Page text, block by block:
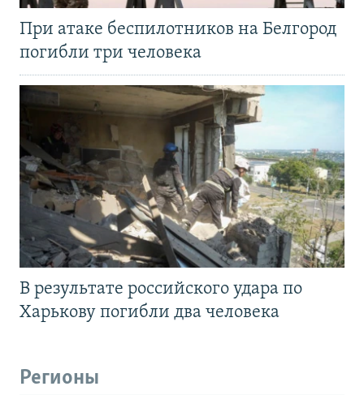
При атаке беспилотников на Белгород
погибли три человека
В результате российского удара по
Харькову погибли два человека
Регионы